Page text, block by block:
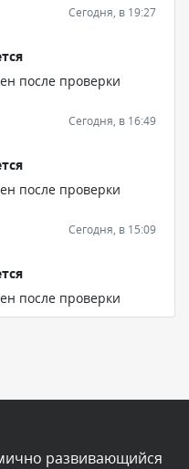
Сегодня, в 19:27
после проверки
Сегодня, в 16:49
после проверки
Сегодня, в 15:09
после проверки
развивающийся